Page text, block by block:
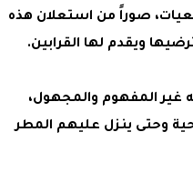
صوراً من استعلان هذه
ويقدم لها القرابين.
غير المفهوم والمجهول،
وحتى ينزل عليهم المطر